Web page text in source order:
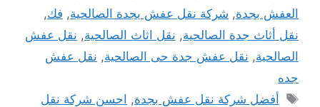
العفش بجدة, شركة نقل عفش بجدة الصالحية, فك,
نقل أثاث جدة الصالحية, نقل اثاث الصالحية, نقل عفش
الصالحية, نقل عفش جدة حى الصالحية, نقل عفش
جده
الوسوم
أفضل شركة نقل عفش بجدة, احسن شركة نقل